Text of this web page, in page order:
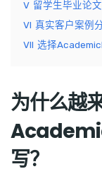
V 留学生毕业论
VI 真实客户案例
VII 选择
为什么越
写？